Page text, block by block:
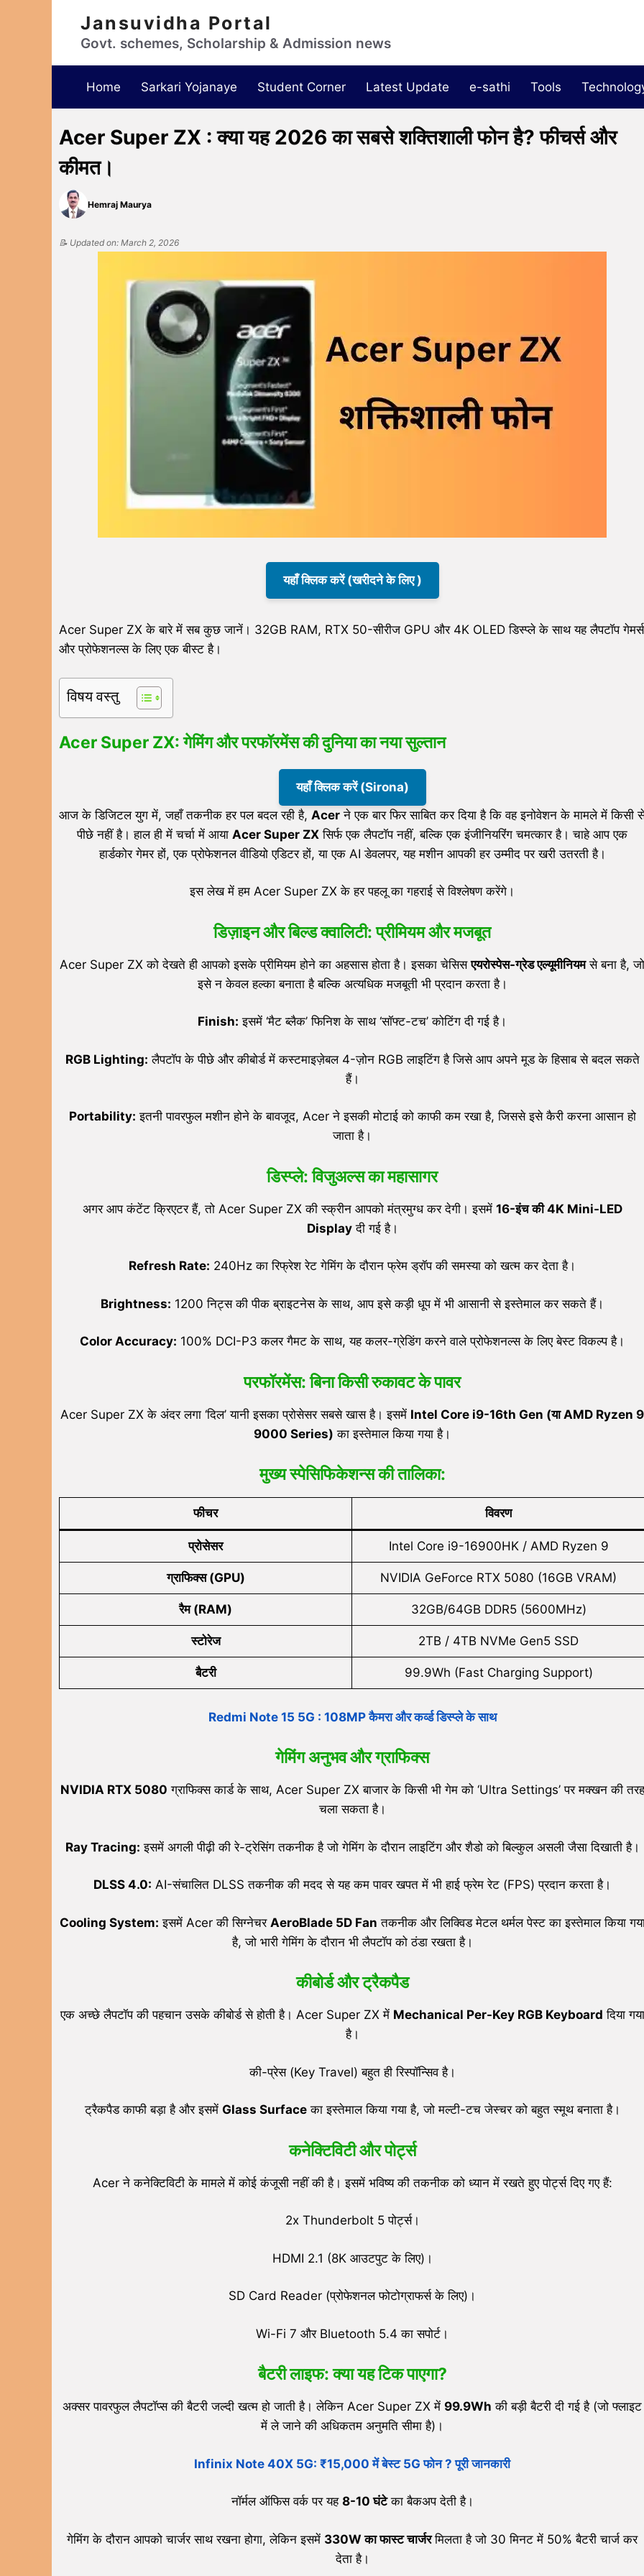
Jansuvidha Portal
Govt. schemes, Scholarship & Admission news
Home Sarkari Yojanaye Student Corner Latest Update e-sathi Tools
Acer Super ZX : क्या यह 2026 का सबसे शक्तिशाली फोन है? फीचर्स और
कीमत।
Hemraj Maurya
📝 Updated on: March 2, 2026
यहाँ क्लिक करें (खरीदने के लिए )
Acer Super ZX के बारे में सब कुछ जानें। 32GB RAM, RTX 50-सीरीज GPU और 4K OLED डिस्प्ले के साथ यह लैपटॉप गेमर्स
और प्रोफेशनल्स के लिए एक बीस्ट है।
विषय वस्तु
Acer Super ZX:गेमिंग और परफॉरमेंस की दुनिया का नया सुल्तान
यहाँ क्लिक करें (Sirona)
आज के डिजिटल युग में, जहाँ तकनीक हर पल बदल रही है, Acer ने एक बार फिर साबित कर दिया है कि वह इनोवेशन के मामले में किसी
पीछे नहीं है। हाल ही में चर्चा में आया Acer Super ZX सिर्फ एक लैपटॉप नहीं, बल्कि एक इंजीनियरिंग चमत्कार है। चाहे आप एक
हार्डकोर गेमर हों, एक प्रोफेशनल वीडियो एडिटर हों, या एक AI डेवलपर, यह मशीन आपकी हर उम्मीद पर खरी उतरती है।
इस लेख में हम Acer Super ZX के हर पहलू का गहराई से विश्लेषण करेंगे।
डिज़ाइन और बिल्ड क्वालिटी: प्रीमियम और मजबूत
Acer Super ZX को देखते ही आपको इसके प्रीमियम होने का अहसास होता है। इसका चेसिसएयरोस्पेस-ग्रेड एल्यूमीनियमसे बना है, जो
इसे न केवल हल्का बनाता है बल्कि अत्यधिक मजबूती भी प्रदान करता है।
Finish: इसमें ‘मैट ब्लैक’ फिनिश के साथ ‘सॉफ्ट-टच’ कोटिंग दी गई है।
RGB Lighting: लैपटॉप के पीछे और कीबोर्ड में कस्टमाइज़ेबल 4-ज़ोन RGB लाइटिंग है जिसे आप अपने मूड के हिसाब से बदल सकते
हैं।
Portability: इतनी पावरफुल मशीन होने के बावजूद, Acer ने इसकी मोटाई को काफी कम रखा है, जिससे इसे कैरी करना आसान हो
जाता है।
डिस्प्ले: विजुअल्स का महासागर
अगर आप कंटेंट क्रिएटर हैं, तो Acer Super ZX की स्क्रीन आपको मंत्रमुग्ध कर देगी। इसमें 16-इंच की4K Mini-LED
Displayदी गई है।
Refresh Rate: 240Hz का रिफ्रेश रेट गेमिंग के दौरान फ्रेम ड्रॉप की समस्या को खत्म कर देता है।
Brightness: 1200 निट्स की पीक ब्राइटनेस के साथ, आप इसे कड़ी धूप में भी आसानी से इस्तेमाल कर सकते हैं।
Color Accuracy: 100% DCI-P3 कलर गैमट के साथ, यह कलर-ग्रेडिंग करने वाले प्रोफेशनल्स के लिए बेस्ट विकल्प है।
परफॉरमेंस: बिना किसी रुकावट के पावर
Acer Super ZX के अंदर लगा ‘दिल’ यानी इसका प्रोसेसर सबसे खास है। इसमें Intel Core i9-16th Gen (याAMD Ryzen 9
9000 Series) का इस्तेमाल किया गया है।
मुख्य स्पेसिफिकेशन्स की तालिका:
फीचर विवरण
प्रोसेसर Intel Core i9-16900HK / AMD Ryzen 9
ग्राफिक्स (GPU) NVIDIA GeForce RTX 5080 (16GB VRAM)
रैम (RAM) 32GB/64GB DDR5 (5600MHz)
स्टोरेज 2TB / 4TB NVMe Gen5 SSD
बैटरी 99.9Wh (Fast Charging Support)
Redmi Note 15 5G : 108MP कैमरा और कर्व्ड डिस्प्ले के साथ
गेमिंग अनुभव और ग्राफिक्स
NVIDIA RTX 5080 ग्राफिक्स कार्ड के साथ, Acer Super ZX बाजार के किसी भी गेम को ‘Ultra Settings’ पर मक्खन की तरह
चला सकता है।
Ray Tracing: इसमें अगली पीढ़ी की रे-ट्रेसिंग तकनीक है जो गेमिंग के दौरान लाइटिंग और शैडो को बिल्कुल असली जैसा दिखाती है।
DLSS 4.0: AI-संचालित DLSS तकनीक की मदद से यह कम पावर खपत में भी हाई फ्रेम रेट (FPS) प्रदान करता है।
Cooling System: इसमें Acer की सिग्नेचर AeroBlade 5D Fan तकनीक और लिक्विड मेटल थर्मल पेस्ट का इस्तेमाल किया
है, जो भारी गेमिंग के दौरान भी लैपटॉप को ठंडा रखता है।
कीबोर्ड और ट्रैकपैड
एक अच्छे लैपटॉप की पहचान उसके कीबोर्ड से होती है। Acer Super ZX में Mechanical Per-Key RGB Keyboard दिया गया
है।
की-प्रेस (Key Travel) बहुत ही रिस्पॉन्सिव है।
ट्रैकपैड काफी बड़ा है और इसमें Glass Surfaceका इस्तेमाल किया गया है, जो मल्टी-टच जेस्चर को बहुत स्मूथ बनाता है।
कनेक्टिविटी और पोर्ट्स
Acer ने कनेक्टिविटी के मामले में कोई कंजूसी नहीं की है। इसमें भविष्य की तकनीक को ध्यान में रखते हुए पोर्ट्स दिए गए हैं:
2x Thunderbolt 5 पोर्ट्स।
HDMI 2.1 (8K आउटपुट के लिए)।
SD Card Reader (प्रोफेशनल फोटोग्राफर्स के लिए)।
Wi-Fi 7 और Bluetooth 5.4 का सपोर्ट।
बैटरी लाइफ: क्या यह टिक पाएगा?
अक्सर पावरफुल लैपटॉप्स की बैटरी जल्दी खत्म हो जाती है। लेकिन Acer Super ZX में 99.9Wh की बड़ी बैटरी दी गई है (जो फ्लाइट
में ले जाने की अधिकतम अनुमति सीमा है)।
Infinix Note 40X 5G: ₹15,000 में बेस्ट 5G फोन ? पूरी जानकारी
नॉर्मल ऑफिस वर्क पर यह 8-10घंटेका बैकअप देती है।
गेमिंग के दौरान आपको चार्जर साथ रखना होगा, लेकिन इसमें 330Wका फास्ट चार्जरमिलता है जो 30 मिनट में 50% बैटरी चार्ज कर
देता है।